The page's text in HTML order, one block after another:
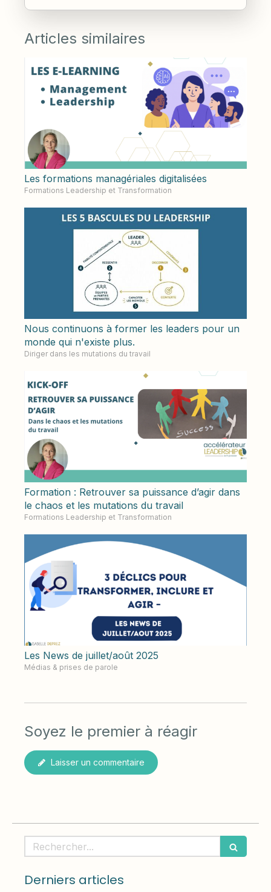
Articles similaires
Les formations managériales digitalisées
Formations Leadership et Transformation
Nous continuons à former les leaders pour un
monde qui n'existe plus.
Diriger dans les mutations du travail
Formation : Retrouver sa puissance d’agir dans
le chaos et les mutations du travail
Formations Leadership et Transformation
Les News de juillet/août 2025
Médias & prises de parole
Soyez le premier à réagir
Laisser un commentaire
Rechercher
Derniers articles